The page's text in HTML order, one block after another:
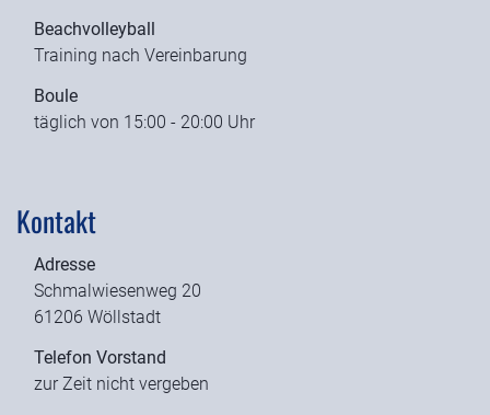
Beachvolleyball
Training nach Vereinbarung
Boule
täglich von 15:00 - 20:00 Uhr
Kontakt
Adresse
Schmalwiesenweg 20
61206 Wöllstadt
Telefon Vorstand
zur Zeit nicht vergeben